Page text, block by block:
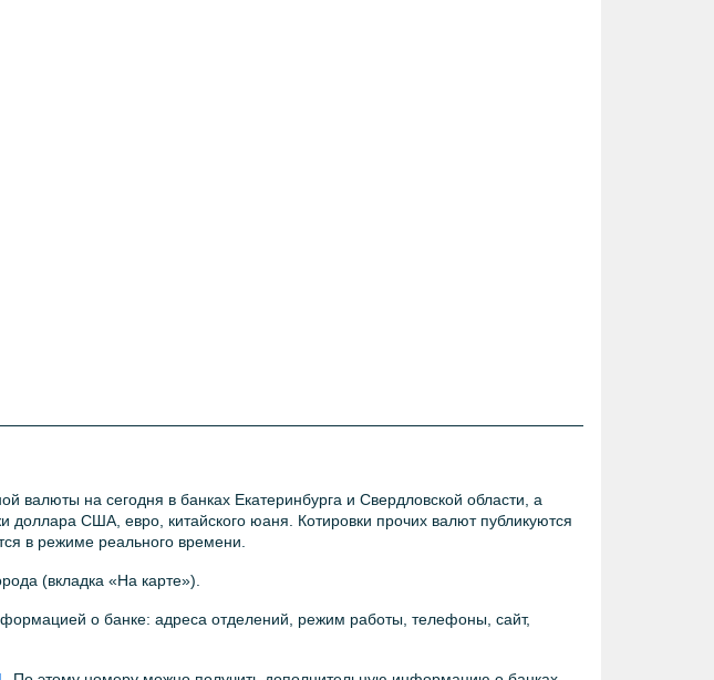
валюты на сегодня в банках Екатеринбурга и Свердловской области, а
доллара США, евро, китайского юаня. Котировки прочих валют публикуются
в режиме реального времени.
(вкладка «На карте»).
о банке: адреса отделений, режим работы, телефоны, сайт,